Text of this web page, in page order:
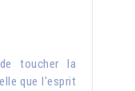
toucher la
que l'esprit